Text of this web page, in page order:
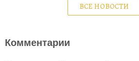
ВСЕ НОВОСТИ
Комментарии